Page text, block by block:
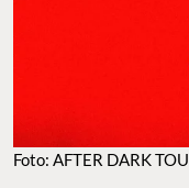
Foto: AFTER DARK